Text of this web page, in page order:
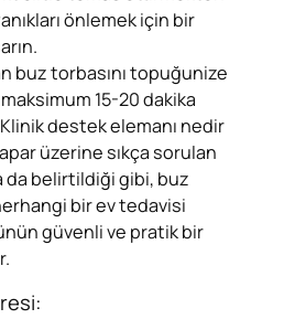
önlemek için bir
buz torbasını topuğunize
15-20 dakika
destek elemanı nedir
üzerine sıkça sorulan
da belirtildiği gibi, buz
bir ev tedavisi
güvenli ve pratik bir